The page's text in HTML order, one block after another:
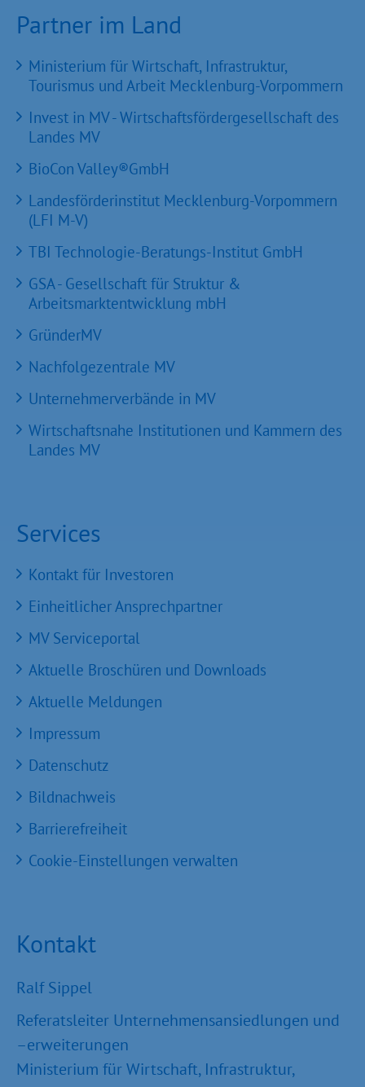
Partner im Land
Ministerium für Wirtschaft, Infrastruktur,
Tourismus und Arbeit Mecklenburg-Vorpommern
Invest in MV - Wirtschaftsfördergesellschaft des
Landes MV
BioCon Valley®GmbH
Landesförderinstitut Mecklenburg-Vorpommern
(LFI M-V)
TBI Technologie-Beratungs-Institut GmbH
GSA - Gesellschaft für Struktur &
Arbeitsmarktentwicklung mbH
GründerMV
Nachfolgezentrale MV
Unternehmerverbände in MV
Wirtschaftsnahe Institutionen und Kammern des
Landes MV
Services
Kontakt für Investoren
Einheitlicher Ansprechpartner
MV Serviceportal
Aktuelle Broschüren und Downloads
Aktuelle Meldungen
Impressum
Datenschutz
Bildnachweis
Barrierefreiheit
Cookie-Einstellungen verwalten
Kontakt
Ralf Sippel
Referatsleiter Unternehmensansiedlungen und
–erweiterungen
Ministerium für Wirtschaft, Infrastruktur,